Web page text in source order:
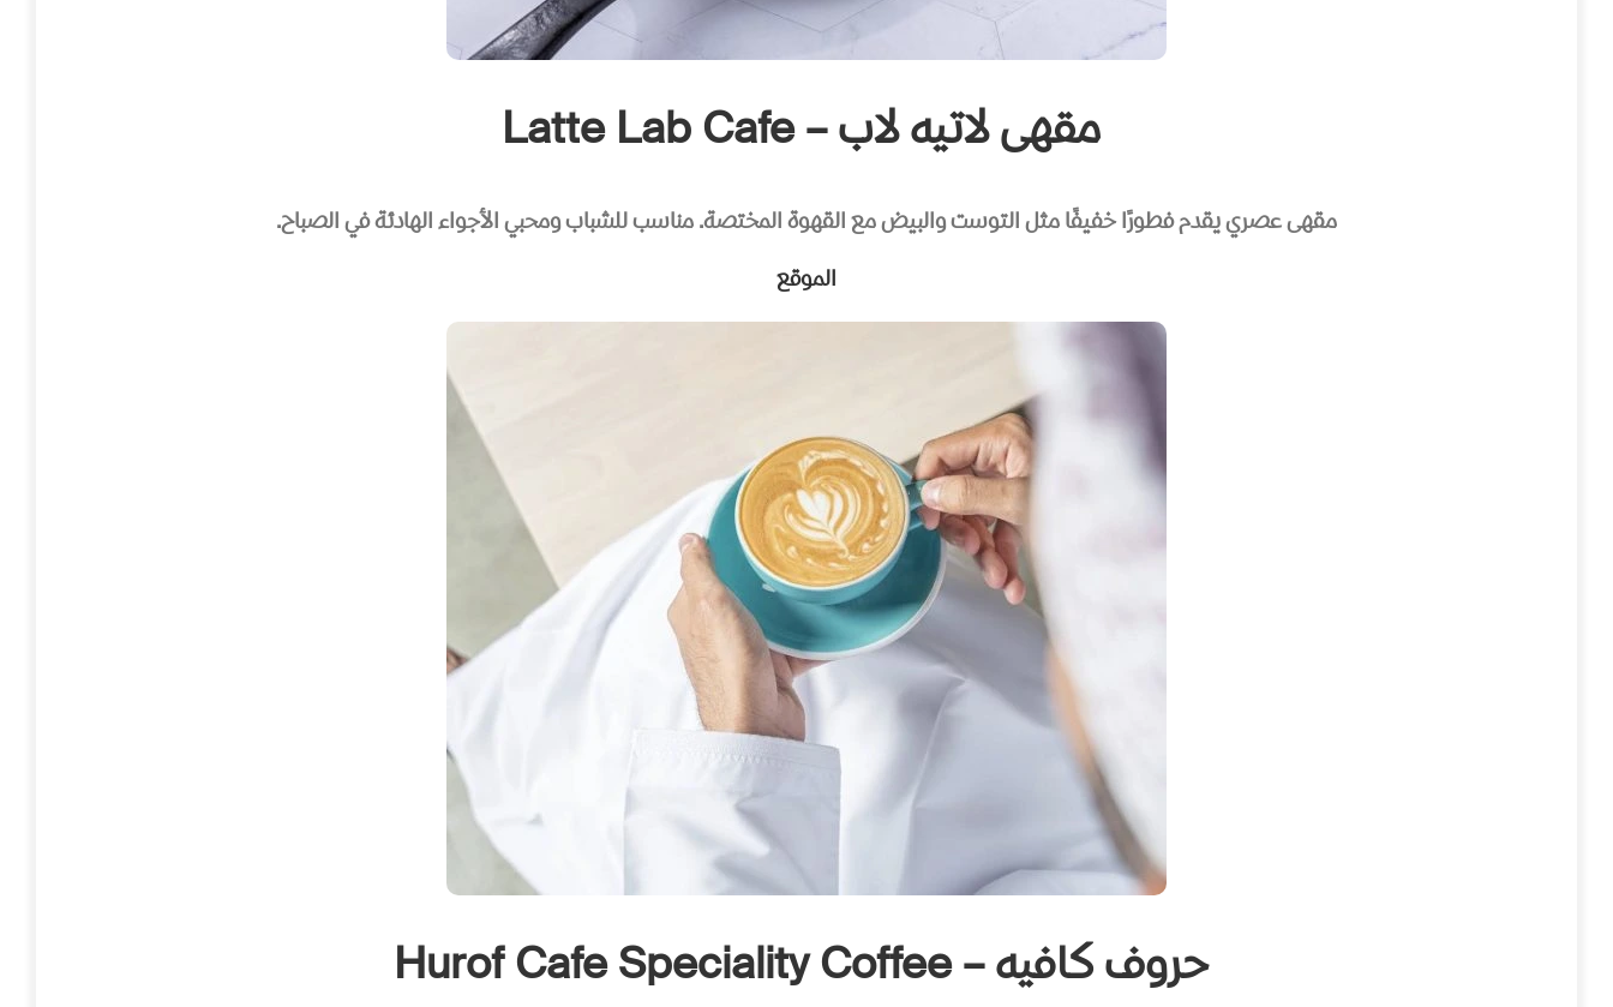
مقهى لاتيه لاب – Latte Lab Cafe
مقهى عصري يقدم فطورًا خفيفًا مثل التوست والبيض مع القهوة المختصة. مناسب للشباب ومحبي الأجواء الهادئة في الصباح.
الموقع
حروف كافيه – Hurof Cafe Speciality Coffee